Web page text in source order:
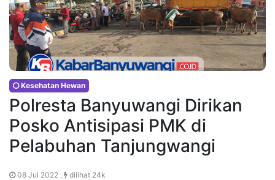
Kesehatan Hewan
Polresta Banyuwangi Dirikan
Posko Antisipasi PMK di
Pelabuhan Tanjungwangi
08 Jul 2022 , dilihat 24k